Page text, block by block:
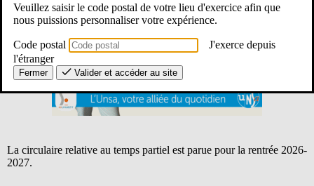
La circulaire relative au temps partiel est parue pour la rentrée 2026-
2027.
Veuillez saisir le code postal de votre lieu d'exercice afin que
nous puissions personnaliser votre expérience.
Code postal
J'exerce depuis
l'étranger
Fermer Valider et accéder au site